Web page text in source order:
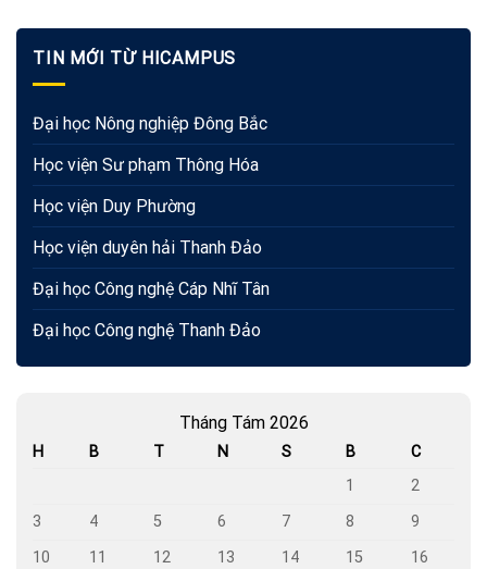
TIN MỚI TỪ HICAMPUS
Đại học Nông nghiệp Đông Bắc
Học viện Sư phạm Thông Hóa
Học viện Duy Phường
Học viện duyên hải Thanh Đảo
Đại học Công nghệ Cáp Nhĩ Tân
Đại học Công nghệ Thanh Đảo
Tháng Tám 2026
H B T N S B
C
1
2
3
4 5 6 7 8
9
10
11 12 13 14 15
16